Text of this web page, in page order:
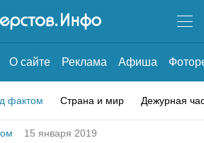
О сайте Реклама Афиша
фактом Страна и мир Дежурная
15 января 2019